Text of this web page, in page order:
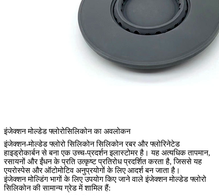
इंजेक्शन मोल्डेड फ्लोरोसिलिकोन का अवलोकन
इंजेक्शन-मोल्डेड फ्लोरो सिलिकोन सिलिकोन रबर और फ्लोरिनेटेड
हाइड्रोकार्बन से बना एक उच्च-प्रदर्शन इलास्टोमर है। यह अत्यधिक तापमान,
रसायनों और ईंधन के प्रति उत्कृष्ट प्रतिरोध प्रदर्शित करता है, जिससे यह
एयरोस्पेस और ऑटोमोटिव अनुप्रयोगों के लिए आदर्श बन जाता है।
इंजेक्शन मोल्डिंग भागों के लिए उपयोग किए जाने वाले इंजेक्शन मोल्डेड फ्लोरो
सिलिकोन की सामान्य ग्रेड में शामिल हैं: